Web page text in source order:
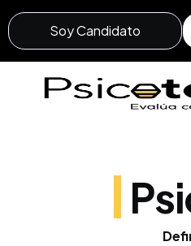
Soy Candidato